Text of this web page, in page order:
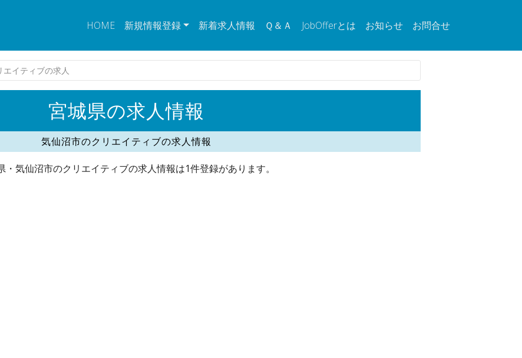
HOME 新規情報登録 新着求人情報 Ｑ＆Ａ JobOfferとは お知らせ お問合せ
イティブの求人
宮城県の求人情報
気仙沼市のクリエイティブの求人情報
・気仙沼市のクリエイティブの求人情報は1件登録があります。